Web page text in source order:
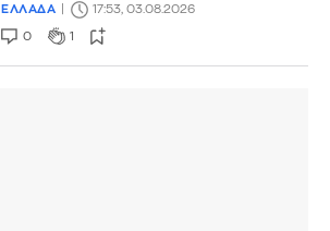
ΕΛΛΑΔΑ 17:53, 03.08.2026
0 1